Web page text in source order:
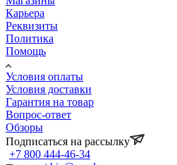
Карьера
Реквизиты
Политика
Помощь
Условия оплаты
Условия доставки
Гарантия на товар
Вопрос-ответ
Обзоры
Подписаться на рассылку
+7 800 444-46-34